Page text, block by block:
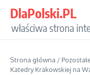
DlaPolski.PL
właściwa strona
Strona główna /
Katedry Krakowskiej na